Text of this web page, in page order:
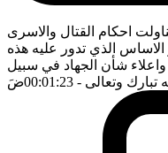
احكام القتال والاسرى
الاساس الذي تدور عليه هذه
شأن الجهاد في سبيل
تبارك وتعالى - 00:01:23 ضَ